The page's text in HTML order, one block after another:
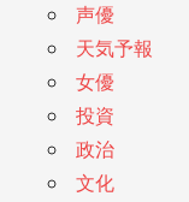
声優
天気予報
女優
投資
政治
文化